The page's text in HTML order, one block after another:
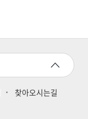
찾아오시는길